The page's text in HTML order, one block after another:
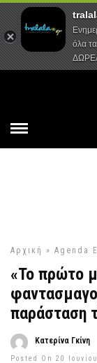
Αρχική » Agenda
«Το πρώτο
παράσταση
Κατερίνα Γκίνη
Posted On 20
όλα